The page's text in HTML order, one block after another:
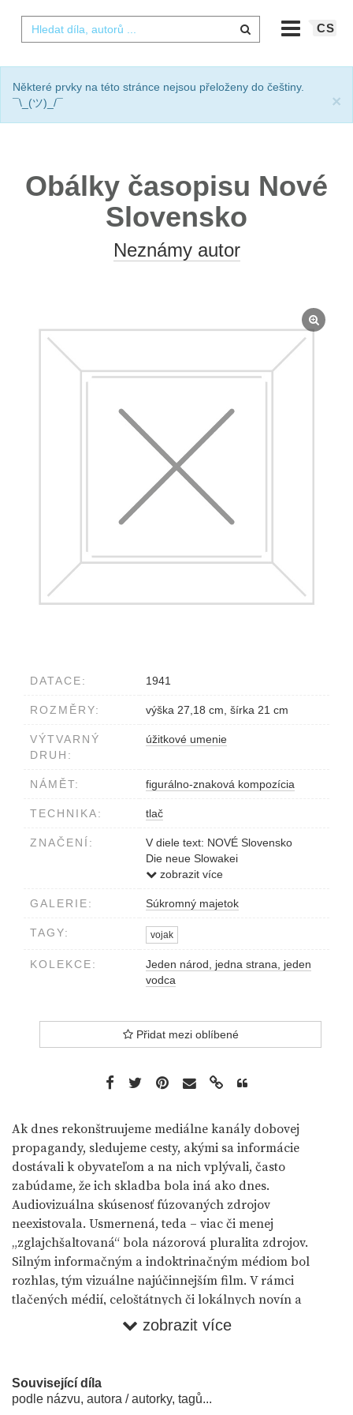
CS
Některé prvky na této stránce nejsou přeloženy do češtiny.
¯\_(ツ)_/¯
×
Obálky časopisu Nové
Slovensko
Neznámy autor
DATACE: 1941
ROZMĚRY: výška 27,18 cm, šírka 21 cm
VÝTVARNÝ
DRUH:
úžitkové umenie
NÁMĚT: figurálno-znaková kompozícia
TECHNIKA: tlač
ZNAČENÍ:
V diele text: NOVÉ Slovensko
Die neue Slowakei
Ročník / Jahrgang III.
zobrazit více
GALERIE: Súkromný majetok
TAGY: vojak
KOLEKCE:
Jeden národ, jedna strana, jeden
vodca
Přidat mezi oblíbené
Ak dnes rekonštruujeme mediálne kanály dobovej
propagandy, sledujeme cesty, akými sa informácie
dostávali k obyvateľom a na nich vplývali, často
zabúdame, že ich skladba bola iná ako dnes.
Audiovizuálna skúsenosť fúzovaných zdrojov
neexistovala. Usmernená, teda – viac či menej
„zglajchšaltovaná“ bola názorová pluralita zdrojov.
Silným informačným a indoktrinačným médiom bol
rozhlas, tým vizuálne najúčinnejším film. V rámci
tlačených médií, celoštátnych či lokálnych novín a
časopisov rôznej periodicity a názorovej (ne)pružnosti,
uprostred dediny, na ktorý sa obyčajne vylepovali nielen
Úradom propagandy vydávané, silne šovinistické Ľudové
zobrazit více
Související díla
podle názvu, autora / autorky, tagů...